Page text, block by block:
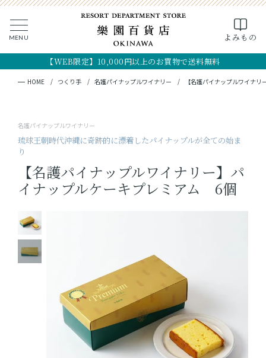
MENU よみもの
【WEB限定】10,000円以上のお買物で送料無料
CLOSE
検索
キーワード検索
MY PAGE CART
全ての商品
フード
クラフト
コスメ・アロマ
つくり手
OKINAWA the RYUKYU
ショッピングガイド
よみもの
HOME つくり手 名護パイナップルワイナリー 【名護パイナップルワイナ
名護パイナップルワイナリー
琉球王朝時代沖縄に奇跡的に漂着したパイナップルが全ての始ま
り
【名護パイナップルワイナリー】パ
イナップルケーキプレミアム 6個